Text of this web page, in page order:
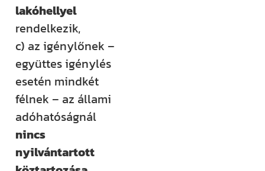
lakóhellyel
rendelkezik,
c) az igénylőnek –
együttes igénylés
esetén mindkét
félnek – az állami
adóhatóságnál
nincs
nyilvántartott